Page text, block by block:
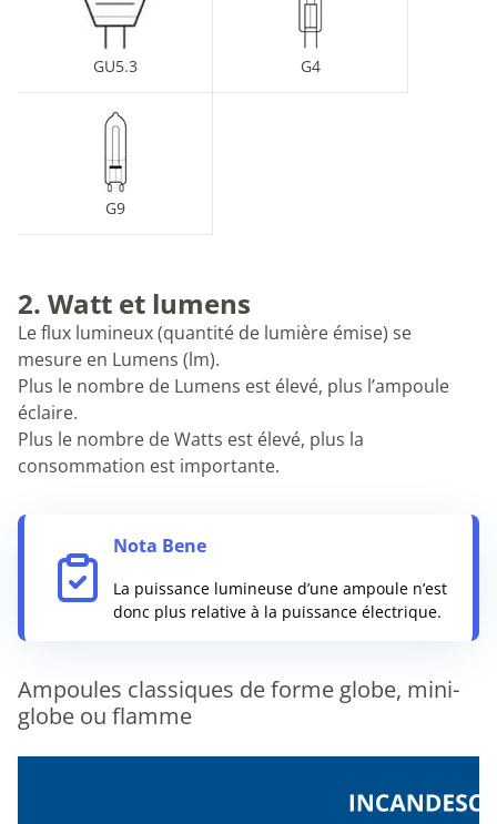
GU5.3 G4
G9
2. Watt et lumens
Le flux lumineux (quantité de lumière émise) se
mesure en Lumens (lm).
Plus le nombre de Lumens est élevé, plus l’ampoule
éclaire.
Plus le nombre de Watts est élevé, plus la
consommation est importante.
Nota Bene
La puissance lumineuse d’une ampoule n’est
donc plus relative à la puissance électrique.
Ampoules classiques de forme globe, mini-
globe ou flamme